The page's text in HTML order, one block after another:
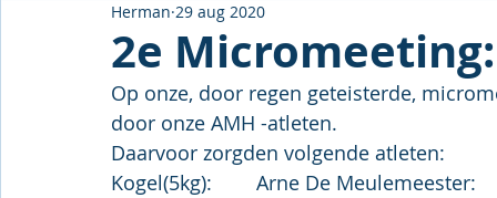
2e
Herman 29 aug 2020
Op onze, door regen geteisterde,
door onze AMH -atleten.
Daarvoor zorgden volgende atleten:
Kogel(5kg):        Arne De Meulemeester: